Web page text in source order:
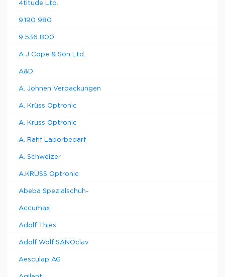
4titude Ltd.
9.190 980
9.536 800
A J Cope & Son Ltd.
A&D
A. Johnen Verpackungen
A. Krüss Optronic
A. Kruss Optronic
A. Rahf Laborbedarf
A. Schweizer
A.KRÜSS Optronic
Abeba Spezialschuh-
Accumax
Adolf Thies
Adolf Wolf SANOclav
Aesculap AG